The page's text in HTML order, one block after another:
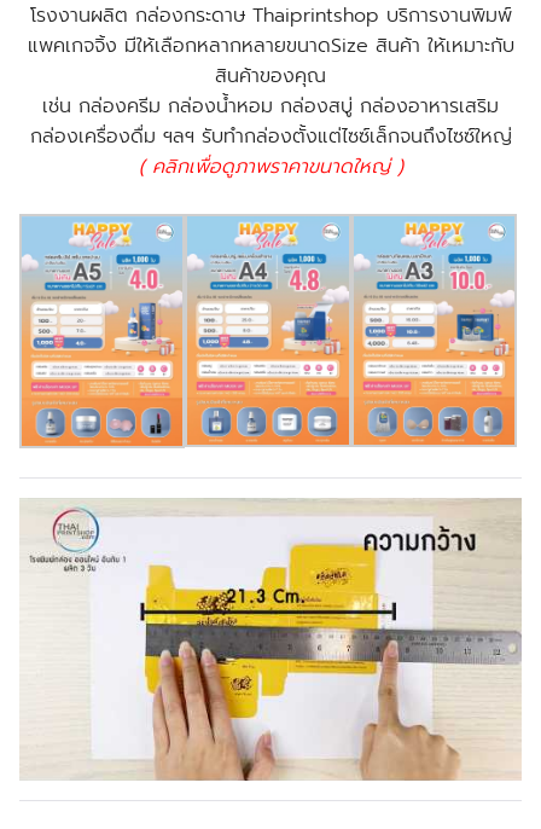
โรงงานผลิต กล่องกระดาษ Thaiprintshop บริการงานพิมพ์
แพคเกจจิ้ง มีให้เลือกหลากหลายขนาดSize สินค้า ให้เหมาะกับ
สินค้าของคุณ
เช่น กล่องครีม กล่องน้ำหอม กล่องสบู่ กล่องอาหารเสริม
กล่องเครื่องดื่ม ฯลฯ รับทำกล่องตั้งแต่ไซซ์เล็กจนถึงไซซ์ใหญ่
( คลิกเพื่อดูภาพราคาขนาดใหญ่ )